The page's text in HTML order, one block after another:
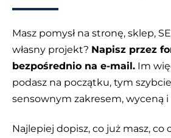
Masz pomysł na stronę, sklep,
własny projekt? Napisz przez
bezpośrednio na e-mail. Im
podasz na początku, tym
sensownym zakresem, wyceną
Najlepiej dopisz, co już masz, co